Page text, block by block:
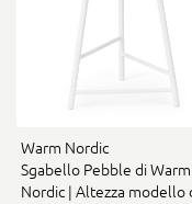
Warm Nordic
Sgabello Pebble di Warm
Nordic | Altezza modello